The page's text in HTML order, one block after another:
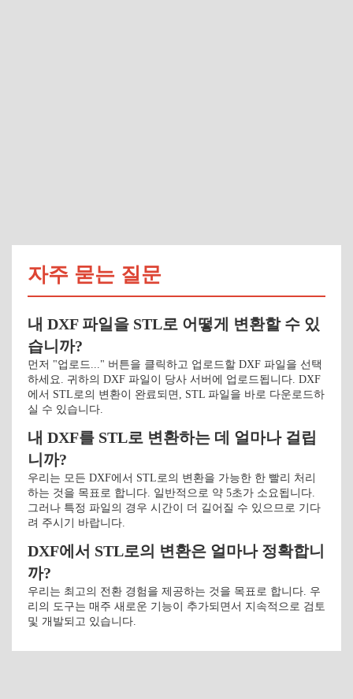
자주 묻는 질문
내 DXF 파일을 STL로 어떻게 변환할 수 있
습니까?
먼저 "업로드..." 버튼을 클릭하고 업로드할 DXF 파일을 선택
하세요. 귀하의 DXF 파일이 당사 서버에 업로드됩니다. DXF
에서 STL로의 변환이 완료되면, STL 파일을 바로 다운로드하
실 수 있습니다.
내 DXF를 STL로 변환하는 데 얼마나 걸립
니까?
우리는 모든 DXF에서 STL로의 변환을 가능한 한 빨리 처리
하는 것을 목표로 합니다. 일반적으로 약 5초가 소요됩니다.
그러나 특정 파일의 경우 시간이 더 길어질 수 있으므로 기다
려 주시기 바랍니다.
DXF에서 STL로의 변환은 얼마나 정확합니
까?
우리는 최고의 전환 경험을 제공하는 것을 목표로 합니다. 우
리의 도구는 매주 새로운 기능이 추가되면서 지속적으로 검토
및 개발되고 있습니다.